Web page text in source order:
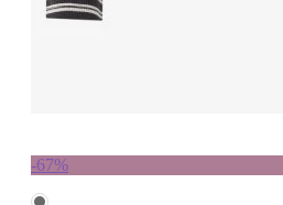
-67%